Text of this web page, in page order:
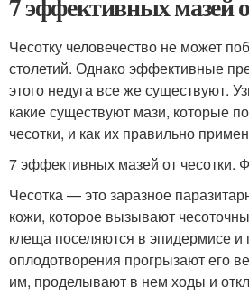
Чесотку человечество не может
столетий. Однако эффективные
этого недуга все же существуют.
какие существуют мази, которые
чесотки, и как их правильно
7 эффективных мазей от чесотки.
Чесотка — это заразное
кожи, которое вызывают
клеща поселяются в эпидермисе и
оплодотворения прогрызают его
им, проделывают в нем ходы и